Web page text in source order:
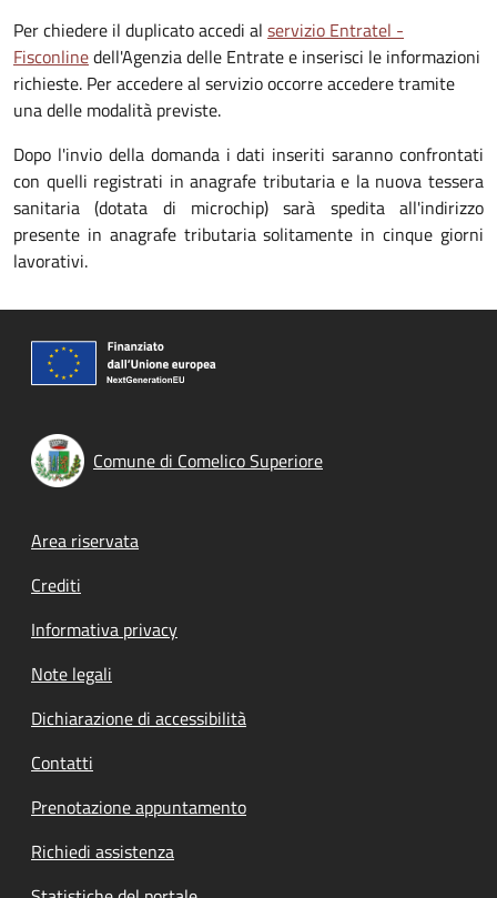
Per chiedere il duplicato accedi al servizio Entratel -
Fisconlinedell'Agenzia delle Entrate e inserisci le informazioni
richieste. Per accedere al servizio occorre accedere tramite
una delle modalità previste.
Dopo l'invio della domanda i dati inseriti saranno confrontati
con quelli registrati in anagrafe tributaria e la nuova tessera
sanitaria (dotata di microchip) sarà spedita all'indirizzo
presente in anagrafe tributaria solitamente in cinque giorni
lavorativi.
Comune di Comelico Superiore
Footer menu
Area riservata
Crediti
Informativa privacy
Note legali
Dichiarazione di accessibilità
Contatti
Prenotazione appuntamento
Richiedi assistenza